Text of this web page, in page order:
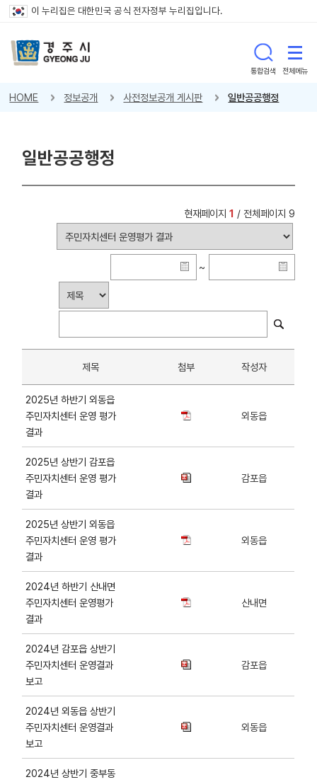
이 누리집은 대한민국 공식 전자정부 누리집입니다.
통합검색 전체메뉴
HOME 정보공개 사전정보공개 게시판 일반공공행정
일반공공행정
현재페이지 1 / 전체페이지 9
~
제목 첨부 작성자
2025년 하반기 외동읍
주민자치센터 운영 평가
결과
외동읍
2025년 상반기 감포읍
주민자치센터 운영 평가
결과
감포읍
2025년 상반기 외동읍
주민자치센터 운영 평가
결과
외동읍
2024년 하반기 산내면
주민자치센터 운영평가
결과
산내면
2024년 감포읍 상반기
주민자치센터 운영결과
보고
감포읍
2024년 외동읍 상반기
주민자치센터 운영결과
보고
외동읍
2024년 상반기 중부동